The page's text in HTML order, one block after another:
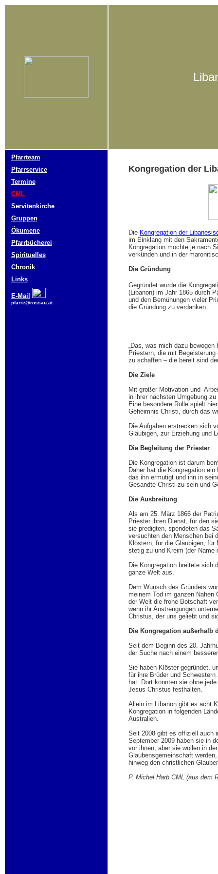
Pfarrteam
Pfarrservice
Termine
CML
Servitenkirche
Gruppen
Ökumene
Pfarrbücherei
Spirituelles
Chronik
Links
E-Mail
pfarre@rossau.at
Kongregation der
Die Kongregation der
im Einklang mit den
Kongregation möchte je nach
verkünden und in der
Die Gründung
Gegründet wurde die
(Libanon) im Jahr 1865 durch
und den Bemühungen vieler
die Gründung zu verdanken.
„Das, was mich dazu
Priestern, die mit
zu schaffen – die bereit sind
Die Ziele
Mit großer Motivation und
in ihrer nächsten Umgebung
Eine besondere Rolle spielt
Geheimnis Christi, durch das
Die Aufgaben erstrecken sich
Gläubigen, zur Erziehung und
Die Begleitung der Priester
Die Kongregation ist darum
Daher hat die Kongregation
das ihn ermutigt und ihn in
Gesandte Christi zu sein und
Die Ausbreitung
Als am 25. März 1866 der
Priester ihren Dienst, für den
sie predigten, spendeten das
versuchten den Menschen bei
Klöstern, für die Gläubigen,
stetig zu und Kreim (der Name
Die Kongregation breitete sich
ganze Welt aus.
Dem Wunsch des Gründers
meinem Tod im ganzen
der Welt die frohe Botschaft
wenn ihr Anstrengungen
Christus, der uns geliebt und
Die Kongregation außerhalb
Seit dem Beginn des 20.
der Suche nach einem
Sie haben Klöster gegründet,
für ihre Brüder und
hat. Dort konnten sie ohne
Jesus Christus festhalten.
Allein im Libanon gibt es acht
Kongregation in folgenden
Australien.
Seit 2008 gibt es offiziell auch
September 2009 haben sie in
vor ihnen, aber sie wollen in
Glaubensgemeinschaft
hinweg den christlichen
P. Michel Harb CML (aus dem